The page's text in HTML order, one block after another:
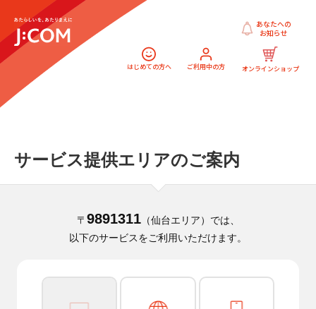
はじめての方へ ご利用中の方 オンラインショップ
あなたへの
お知らせ
サービス提供エリアのご案内
〒 9891311（仙台エリア）では、
以下のサービスをご利用いただけます。